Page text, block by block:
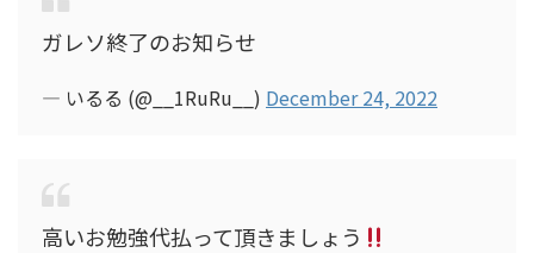
ガレソ終了のお知らせ
— いるる (@__1RuRu__) December 24, 2022
高いお勉強代払って頂きましょう